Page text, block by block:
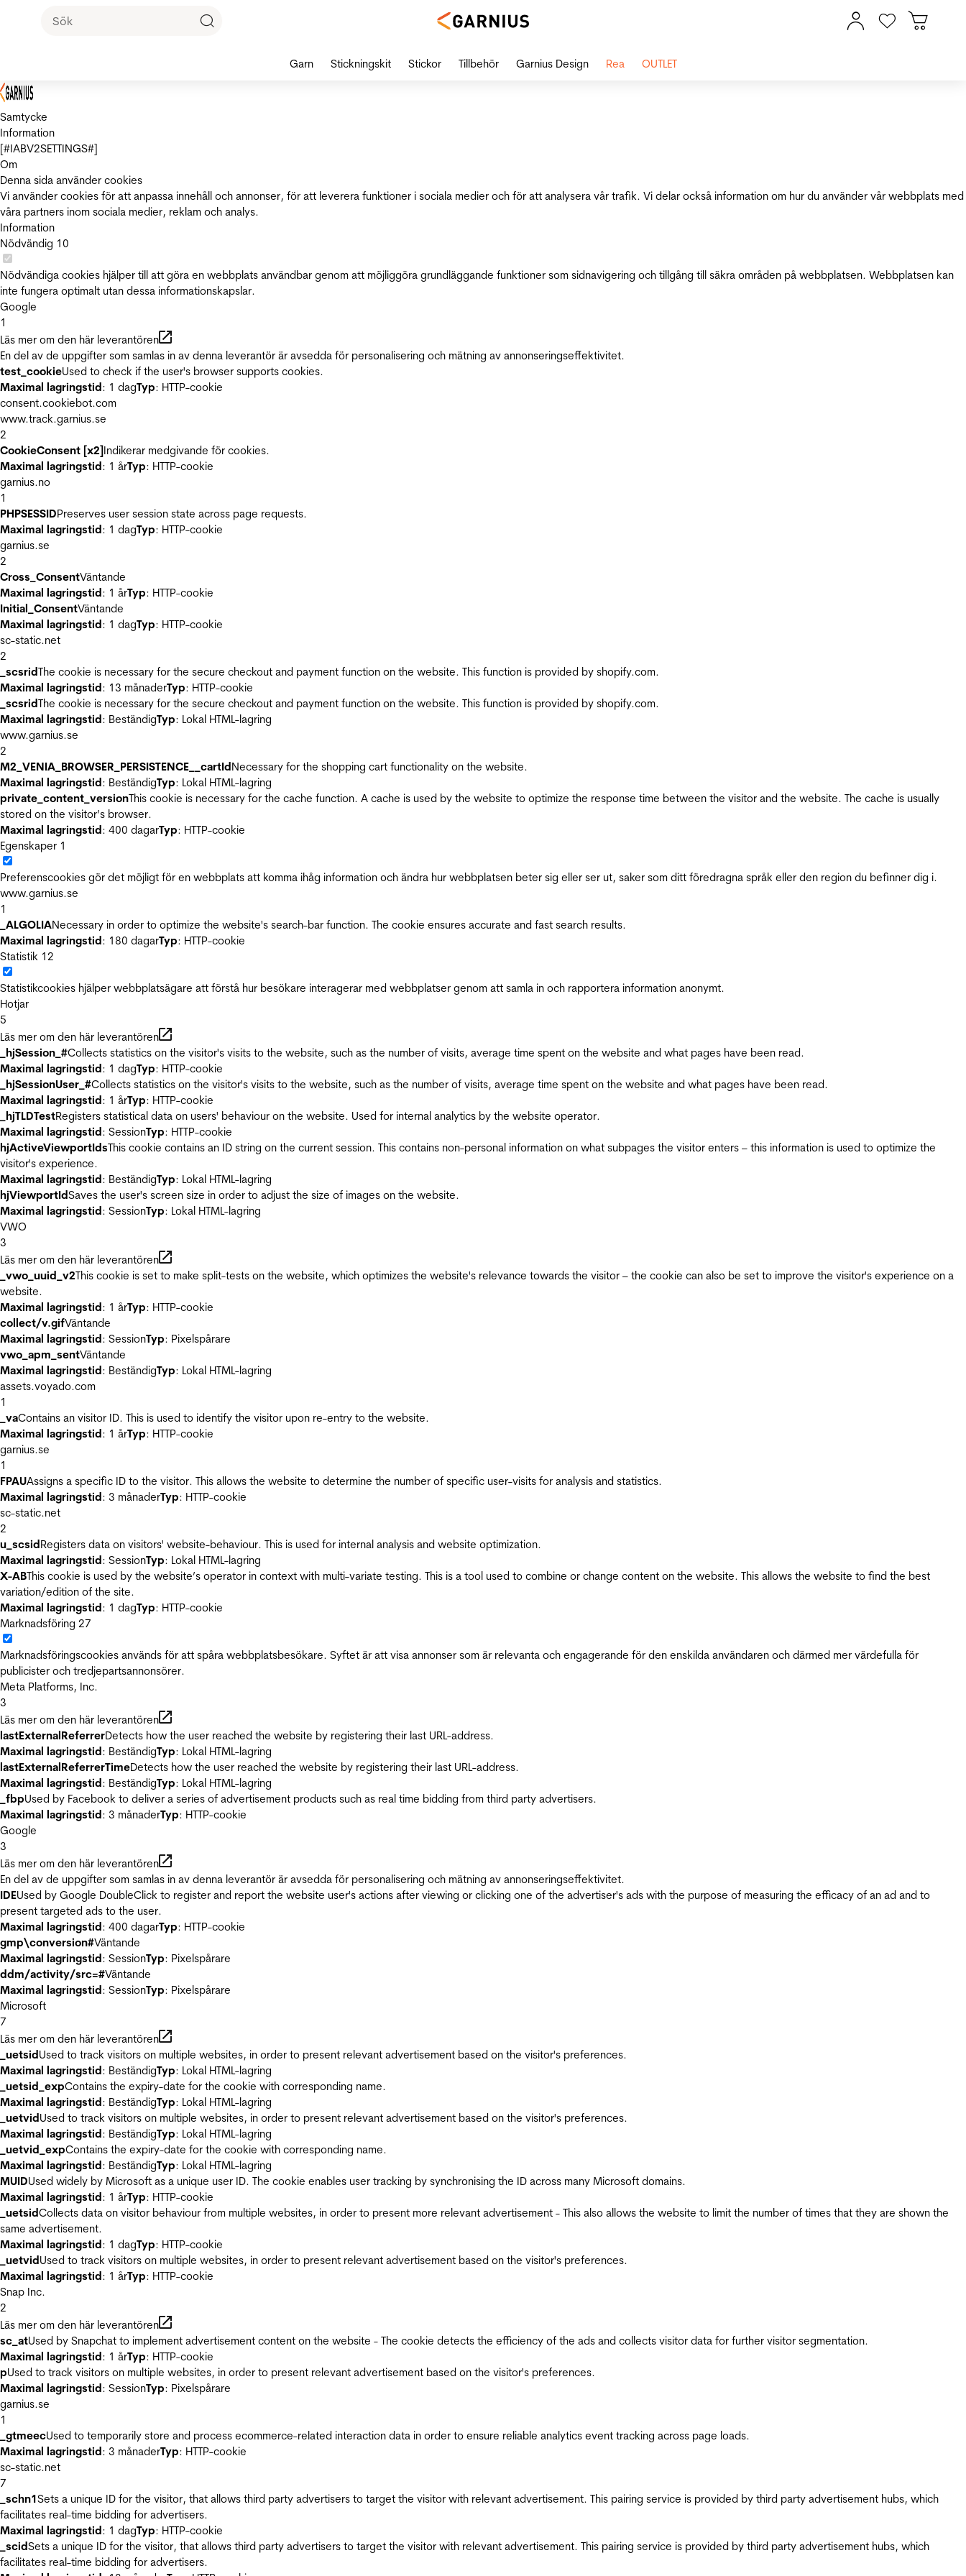
Samtycke
Information
[#IABV2SETTINGS#]
Om
Denna sida använder cookies
Vi använder cookies för att anpassa innehåll och annonser, för att leverera funktioner i sociala medier och för att analysera vår trafik. Vi delar också information om hur du använder vår webbplats med
våra partners inom sociala medier, reklam och analys.
Information
Nödvändig 10
Nödvändiga cookies hjälper till att göra en webbplats användbar genom att möjliggöra grundläggande funktioner som sidnavigering och tillgång till säkra områden på webbplatsen. Webbplatsen kan
inte fungera optimalt utan dessa informationskapslar.
Google
1
Läs mer om den här leverantören
En del av de uppgifter som samlas in av denna leverantör är avsedda för personalisering och mätning av annonseringseffektivitet.
test_cookieUsed to check if the user's browser supports cookies.
Maximal lagringstid: 1 dagTyp: HTTP-cookie
consent.cookiebot.com
www.track.garnius.se
2
CookieConsent [x2]Indikerar medgivande för cookies.
Maximal lagringstid: 1 årTyp: HTTP-cookie
garnius.no
1
PHPSESSIDPreserves user session state across page requests.
Maximal lagringstid: 1 dagTyp: HTTP-cookie
garnius.se
2
Cross_ConsentVäntande
Maximal lagringstid: 1 årTyp: HTTP-cookie
Initial_ConsentVäntande
Maximal lagringstid: 1 dagTyp: HTTP-cookie
sc-static.net
2
_scsridThe cookie is necessary for the secure checkout and payment function on the website. This function is provided by shopify.com.
Maximal lagringstid: 13 månaderTyp: HTTP-cookie
_scsridThe cookie is necessary for the secure checkout and payment function on the website. This function is provided by shopify.com.
Maximal lagringstid: BeständigTyp: Lokal HTML-lagring
www.garnius.se
2
M2_VENIA_BROWSER_PERSISTENCE__cartIdNecessary for the shopping cart functionality on the website.
Maximal lagringstid: BeständigTyp: Lokal HTML-lagring
private_content_versionThis cookie is necessary for the cache function. A cache is used by the website to optimize the response time between the visitor and the website. The cache is usually
stored on the visitor’s browser.
Maximal lagringstid: 400 dagarTyp: HTTP-cookie
Egenskaper 1
Preferenscookies gör det möjligt för en webbplats att komma ihåg information och ändra hur webbplatsen beter sig eller ser ut, saker som ditt föredragna språk eller den region du befinner dig i.
www.garnius.se
1
_ALGOLIANecessary in order to optimize the website's search-bar function. The cookie ensures accurate and fast search results.
Maximal lagringstid: 180 dagarTyp: HTTP-cookie
Statistik 12
Statistikcookies hjälper webbplatsägare att förstå hur besökare interagerar med webbplatser genom att samla in och rapportera information anonymt.
Hotjar
5
Läs mer om den här leverantören
_hjSession_#Collects statistics on the visitor's visits to the website, such as the number of visits, average time spent on the website and what pages have been read.
Maximal lagringstid: 1 dagTyp: HTTP-cookie
_hjSessionUser_#Collects statistics on the visitor's visits to the website, such as the number of visits, average time spent on the website and what pages have been read.
Maximal lagringstid: 1 årTyp: HTTP-cookie
_hjTLDTestRegisters statistical data on users' behaviour on the website. Used for internal analytics by the website operator.
Maximal lagringstid: SessionTyp: HTTP-cookie
hjActiveViewportIdsThis cookie contains an ID string on the current session. This contains non-personal information on what subpages the visitor enters – this information is used to optimize the
visitor's experience.
Maximal lagringstid: BeständigTyp: Lokal HTML-lagring
hjViewportIdSaves the user's screen size in order to adjust the size of images on the website.
Maximal lagringstid: SessionTyp: Lokal HTML-lagring
VWO
3
Läs mer om den här leverantören
_vwo_uuid_v2This cookie is set to make split-tests on the website, which optimizes the website's relevance towards the visitor – the cookie can also be set to improve the visitor's experience on a
website.
Maximal lagringstid: 1 årTyp: HTTP-cookie
collect/v.gifVäntande
Maximal lagringstid: SessionTyp: Pixelspårare
vwo_apm_sentVäntande
Maximal lagringstid: BeständigTyp: Lokal HTML-lagring
assets.voyado.com
1
_vaContains an visitor ID. This is used to identify the visitor upon re-entry to the website.
Maximal lagringstid: 1 årTyp: HTTP-cookie
garnius.se
1
FPAUAssigns a specific ID to the visitor. This allows the website to determine the number of specific user-visits for analysis and statistics.
Maximal lagringstid: 3 månaderTyp: HTTP-cookie
sc-static.net
2
u_scsidRegisters data on visitors' website-behaviour. This is used for internal analysis and website optimization.
Maximal lagringstid: SessionTyp: Lokal HTML-lagring
X-ABThis cookie is used by the website’s operator in context with multi-variate testing. This is a tool used to combine or change content on the website. This allows the website to find the best
variation/edition of the site.
Maximal lagringstid: 1 dagTyp: HTTP-cookie
Marknadsföring 27
Marknadsföringscookies används för att spåra webbplatsbesökare. Syftet är att visa annonser som är relevanta och engagerande för den enskilda användaren och därmed mer värdefulla för
publicister och tredjepartsannonsörer.
Meta Platforms, Inc.
3
Läs mer om den här leverantören
lastExternalReferrerDetects how the user reached the website by registering their last URL-address.
Maximal lagringstid: BeständigTyp: Lokal HTML-lagring
lastExternalReferrerTimeDetects how the user reached the website by registering their last URL-address.
Maximal lagringstid: BeständigTyp: Lokal HTML-lagring
_fbpUsed by Facebook to deliver a series of advertisement products such as real time bidding from third party advertisers.
Maximal lagringstid: 3 månaderTyp: HTTP-cookie
Google
3
Läs mer om den här leverantören
En del av de uppgifter som samlas in av denna leverantör är avsedda för personalisering och mätning av annonseringseffektivitet.
IDEUsed by Google DoubleClick to register and report the website user's actions after viewing or clicking one of the advertiser's ads with the purpose of measuring the efficacy of an ad and to
present targeted ads to the user.
Maximal lagringstid: 400 dagarTyp: HTTP-cookie
gmp\conversion#Väntande
Maximal lagringstid: SessionTyp: Pixelspårare
ddm/activity/src=#Väntande
Maximal lagringstid: SessionTyp: Pixelspårare
Microsoft
7
Läs mer om den här leverantören
_uetsidUsed to track visitors on multiple websites, in order to present relevant advertisement based on the visitor's preferences.
Maximal lagringstid: BeständigTyp: Lokal HTML-lagring
_uetsid_expContains the expiry-date for the cookie with corresponding name.
Maximal lagringstid: BeständigTyp: Lokal HTML-lagring
_uetvidUsed to track visitors on multiple websites, in order to present relevant advertisement based on the visitor's preferences.
Maximal lagringstid: BeständigTyp: Lokal HTML-lagring
_uetvid_expContains the expiry-date for the cookie with corresponding name.
Maximal lagringstid: BeständigTyp: Lokal HTML-lagring
MUIDUsed widely by Microsoft as a unique user ID. The cookie enables user tracking by synchronising the ID across many Microsoft domains.
Maximal lagringstid: 1 årTyp: HTTP-cookie
_uetsidCollects data on visitor behaviour from multiple websites, in order to present more relevant advertisement - This also allows the website to limit the number of times that they are shown the
same advertisement.
Maximal lagringstid: 1 dagTyp: HTTP-cookie
_uetvidUsed to track visitors on multiple websites, in order to present relevant advertisement based on the visitor's preferences.
Maximal lagringstid: 1 årTyp: HTTP-cookie
Snap Inc.
2
Läs mer om den här leverantören
sc_atUsed by Snapchat to implement advertisement content on the website - The cookie detects the efficiency of the ads and collects visitor data for further visitor segmentation.
Maximal lagringstid: 1 årTyp: HTTP-cookie
pUsed to track visitors on multiple websites, in order to present relevant advertisement based on the visitor's preferences.
Maximal lagringstid: SessionTyp: Pixelspårare
garnius.se
1
_gtmeecUsed to temporarily store and process ecommerce-related interaction data in order to ensure reliable analytics event tracking across page loads.
Maximal lagringstid: 3 månaderTyp: HTTP-cookie
sc-static.net
7
_schn1Sets a unique ID for the visitor, that allows third party advertisers to target the visitor with relevant advertisement. This pairing service is provided by third party advertisement hubs, which
facilitates real-time bidding for advertisers.
Maximal lagringstid: 1 dagTyp: HTTP-cookie
_scidSets a unique ID for the visitor, that allows third party advertisers to target the visitor with relevant advertisement. This pairing service is provided by third party advertisement hubs, which
facilitates real-time bidding for advertisers.
Garn Stickningskit Stickor Tillbehör Garnius Design Rea OUTLET